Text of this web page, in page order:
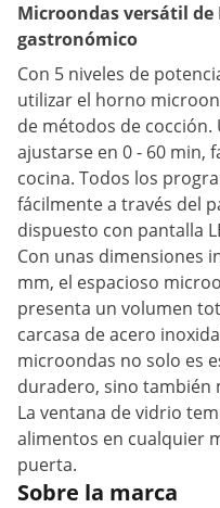
Microondas versátil de
gastronómico
Con 5 niveles de
utilizar el horno
de métodos de
ajustarse en 0 - 60 min,
cocina. Todos los
fácilmente a través del
dispuesto con pantalla
Con unas dimensiones
mm, el espacioso
presenta un volumen
carcasa de acero
microondas no solo es
duradero, sino también
La ventana de vidrio
alimentos en cualquier
puerta.
Sobre la marca